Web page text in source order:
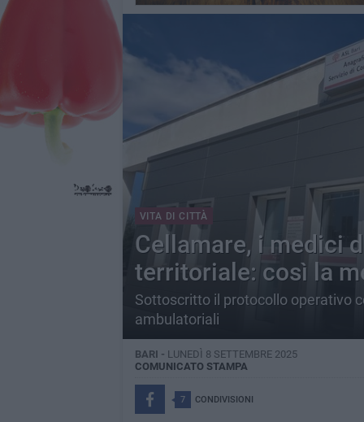
VITA DI CITTÀ
Cellamare, i medici
territoriale: così la
Sottoscritto il protocollo operativo
ambulatoriali
BARI - LUNEDÌ 8 SETTEMBRE 2025
COMUNICATO STAMPA
7 CONDIVISIONI